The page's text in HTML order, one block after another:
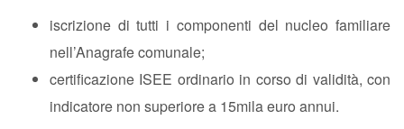
iscrizione di tutti i componenti del nucleo familiare
nell’Anagrafe comunale;
certificazione ISEE ordinario in corso di validità, con
indicatore non superiore a 15mila euro annui.